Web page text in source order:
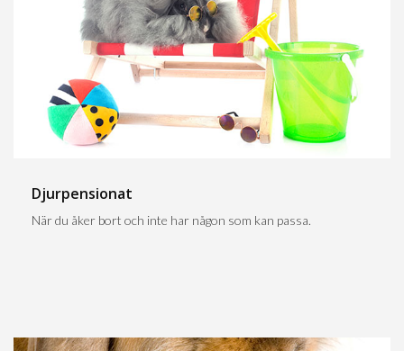
Djurpensionat
När du åker bort och inte har någon som kan passa.